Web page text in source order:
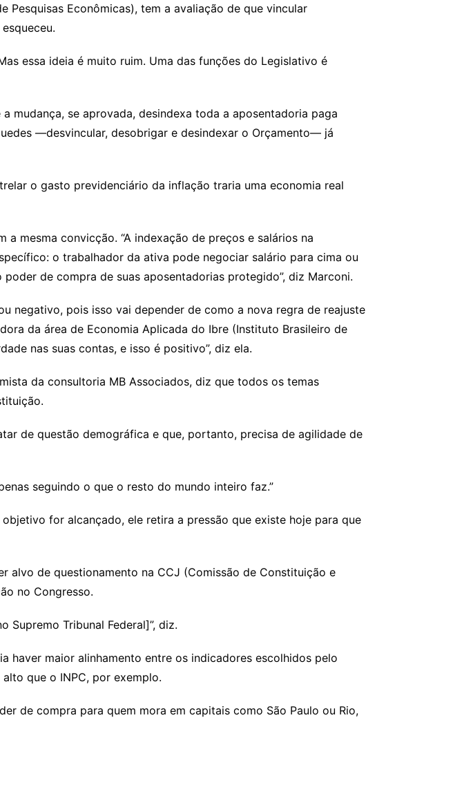
Pesquisas Econômicas), tem a avaliação de que vincular
essa ideia é muito ruim. Uma das funções do Legislativo é
mudança, se aprovada, desindexa toda a aposentadoria paga
—desvincular, desobrigar e desindexar o Orçamento— já
o gasto previdenciário da inflação traria uma economia real
a mesma convicção. “A indexação de preços e salários na
o trabalhador da ativa pode negociar salário para cima ou
de compra de suas aposentadorias protegido”, diz Marconi.
negativo, pois isso vai depender de como a nova regra de reajuste
da área de Economia Aplicada do Ibre (Instituto Brasileiro de
nas suas contas, e isso é positivo”, diz ela.
da consultoria MB Associados, diz que todos os temas
de questão demográfica e que, portanto, precisa de agilidade de
seguindo o que o resto do mundo inteiro faz.”
for alcançado, ele retira a pressão que existe hoje para que
alvo de questionamento na CCJ (Comissão de Constituição e
no Congresso.
Supremo Tribunal Federal]”, diz.
haver maior alinhamento entre os indicadores escolhidos pelo
que o INPC, por exemplo.
de compra para quem mora em capitais como São Paulo ou Rio,